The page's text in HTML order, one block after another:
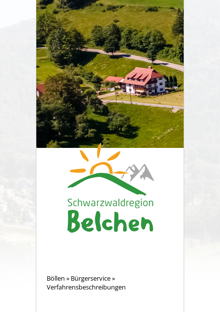
Böllen » Bürgerservice»
Verfahrensbeschreibungen